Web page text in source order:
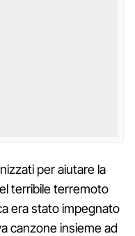
per aiutare la
terribile terremoto
era stato impegnato
canzone insieme ad